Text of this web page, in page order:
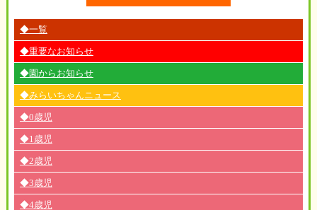
◆一覧
◆重要なお知らせ
◆園からお知らせ
◆みらいちゃんニュース
◆0歳児
◆1歳児
◆2歳児
◆3歳児
◆4歳児